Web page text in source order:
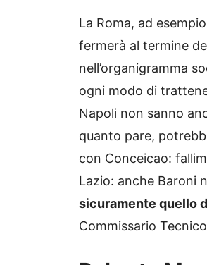
La Roma, ad
fermerà al termine
nell’organigramma
ogni modo di
Napoli non sanno
quanto pare,
con Conceicao:
Lazio: anche Baroni
sicuramente quello
Commissario